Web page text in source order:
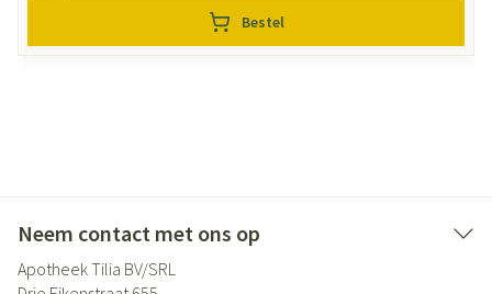
Bestel
Neem contact met ons op
Apotheek Tilia BV/SRL